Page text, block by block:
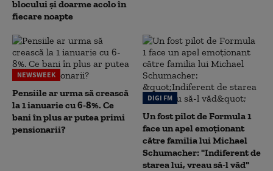
blocului și doarme acolo în
fiecare noapte
NEWSWEEK
Pensiile ar urma să crească
la 1 ianuarie cu 6-8%. Ce
bani în plus ar putea primi
pensionarii?
DIGI FM
Un fost pilot de Formula 1
face un apel emoționant
către familia lui Michael
Schumacher: "Indiferent de
starea lui, vreau să-l văd"